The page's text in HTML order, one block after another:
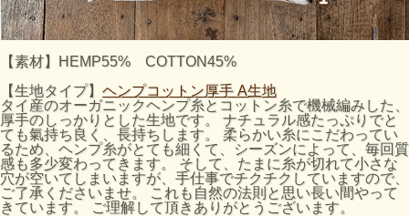
【素材】HEMP55% COTTON45%
【生地タイプ】 ヘンプコットン厚手 A生地
タイ産のオーガニックヘンプ糸とコットン糸で機械編みした、
厚手のしっかりとした生地です。 ナチュラル感たっぷりでと
ても氣持ち良く、長持ちします。 柔らかい糸にこだわってい
るため、ヘンプ糸がとても細くて、シーズンによって、毎回質
感も多少変わってきます。 そして、たまに糸が切れて小さな
穴が空いてしまいますが、手仕事でチクチクしていますので、
ご了承くださいませ。 これも自然の法則と思い長い間やって
きています。 ご理解して頂きありがとうございます。